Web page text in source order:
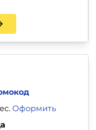
Оформить